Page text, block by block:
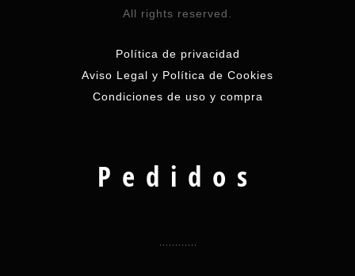
All rights reserved.
Política de privacidad
Aviso Legal y Política de Cookies
Condiciones de uso y compra
Pedidos